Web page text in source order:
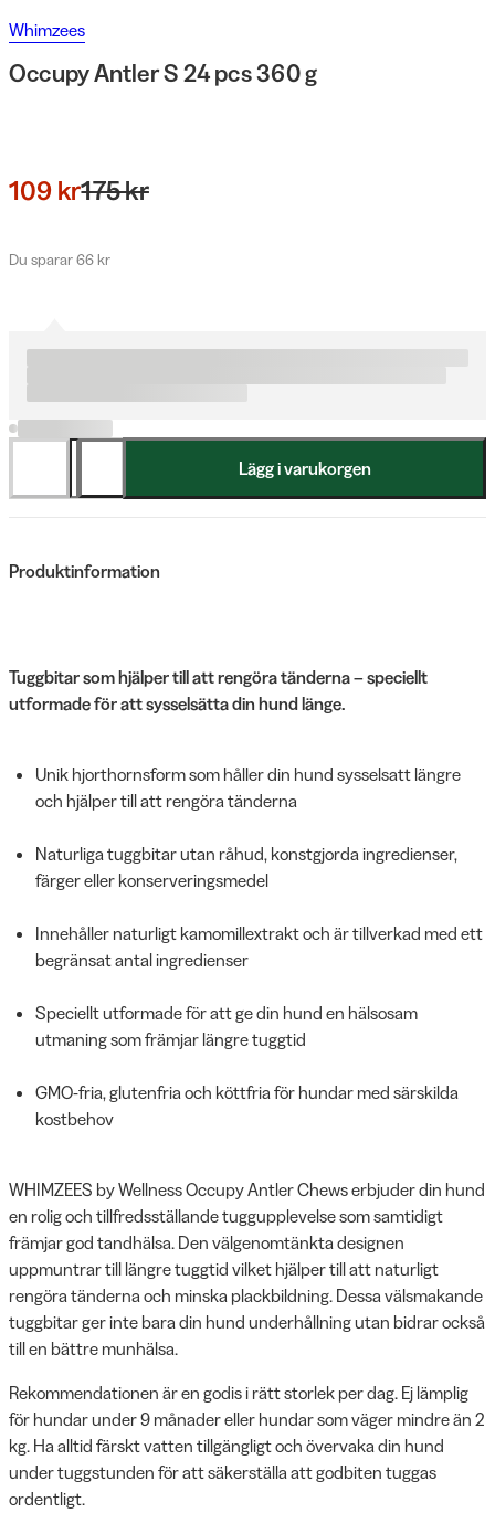
Whimzees
Occupy Antler S 24 pcs 360 g
109 kr175 kr
Du sparar 66 kr
Lägg i varukorgen
Produktinformation
Tuggbitar som hjälper till att rengöra tänderna – speciellt
utformade för att sysselsätta din hund länge.
Unik hjorthornsform som håller din hund sysselsatt längre
och hjälper till att rengöra tänderna
Naturliga tuggbitar utan råhud, konstgjorda ingredienser,
färger eller konserveringsmedel
Innehåller naturligt kamomillextrakt och är tillverkad med ett
begränsat antal ingredienser
Speciellt utformade för att ge din hund en hälsosam
utmaning som främjar längre tuggtid
GMO-fria, glutenfria och köttfria för hundar med särskilda
kostbehov
WHIMZEES by Wellness Occupy Antler Chews erbjuder din hund
en rolig och tillfredsställande tuggupplevelse som samtidigt
främjar god tandhälsa. Den välgenomtänkta designen
uppmuntrar till längre tuggtid vilket hjälper till att naturligt
rengöra tänderna och minska plackbildning. Dessa välsmakande
tuggbitar ger inte bara din hund underhållning utan bidrar också
till en bättre munhälsa.
Rekommendationen är en godis i rätt storlek per dag. Ej lämplig
för hundar under 9 månader eller hundar som väger mindre än 2
kg. Ha alltid färskt vatten tillgängligt och övervaka din hund
under tuggstunden för att säkerställa att godbiten tuggas
ordentligt.